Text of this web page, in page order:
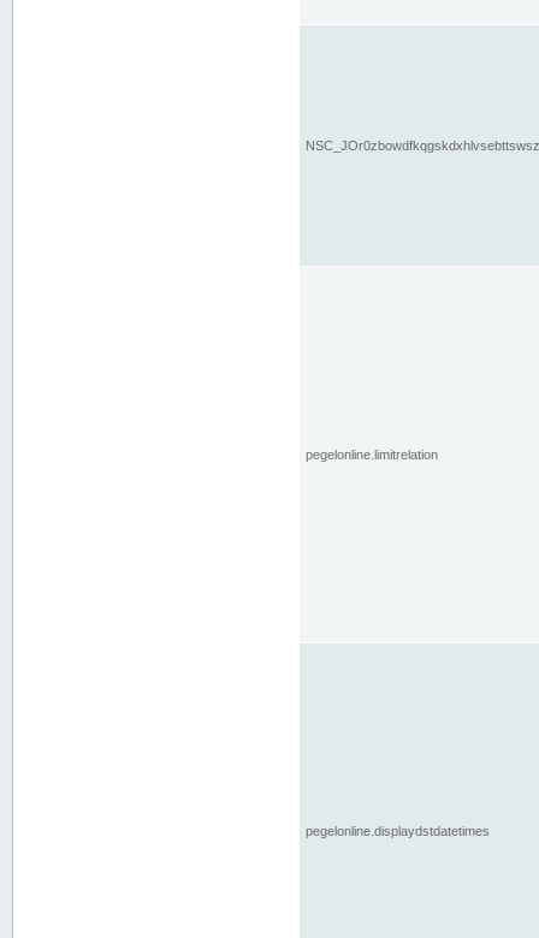
pegelonline.limitrelation
pegelonline.displaydstdatetimes